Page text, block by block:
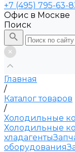
+7 (495) 795-63-
Офис в Москве
Поиск
Главная
/
Каталог товаров
/
Холодильные
Холодильные
хладагенты
оборудования